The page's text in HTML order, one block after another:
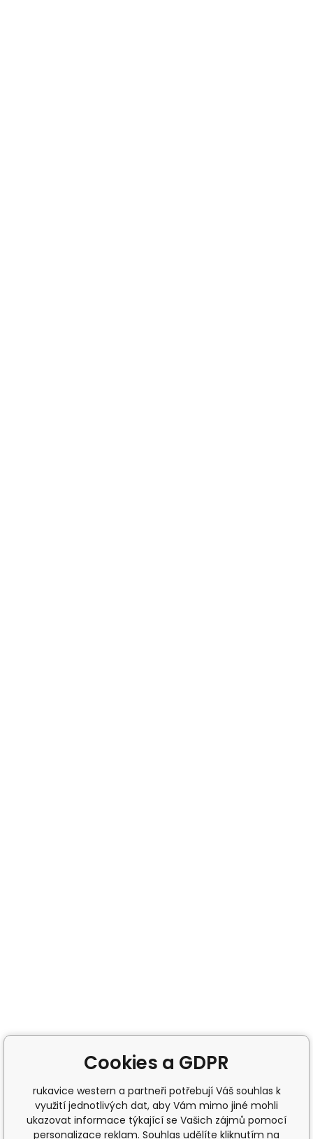
Cookies a GDPR
rukavice western a partneři potřebují Váš souhlas k
využití jednotlivých dat, aby Vám mimo jiné mohli
ukazovat informace týkající se Vašich zájmů pomocí
personalizace reklam. Souhlas udělíte kliknutím na